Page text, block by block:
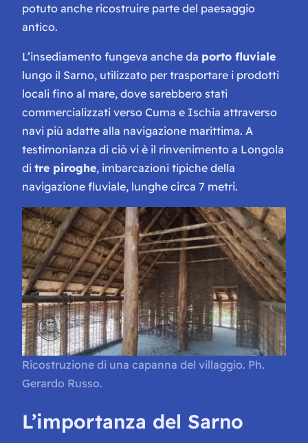
potuto anche ricostruire parte del paesaggio
antico.
L’insediamento fungeva anche da porto fluviale
lungo il Sarno, utilizzato per trasportare i prodotti
locali fino al mare, dove sarebbero stati
commercializzati verso Cuma e Ischia attraverso
navi più adatte alla navigazione marittima. A
testimonianza di ciò vi è il rinvenimento a Longola
di tre piroghe, imbarcazioni tipiche della
navigazione fluviale, lunghe circa 7 metri.
Ricostruzione di una capanna del villaggio. Ph.
Gerardo Russo.
L’importanza del Sarno